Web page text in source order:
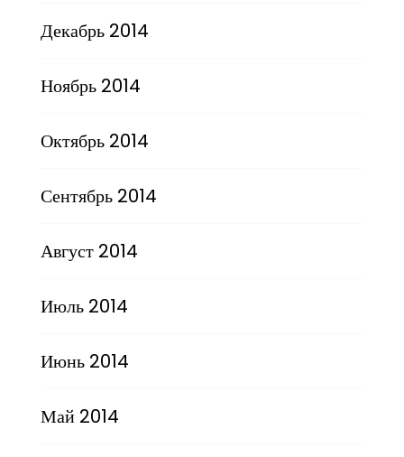
Декабрь 2014
Ноябрь 2014
Октябрь 2014
Сентябрь 2014
Август 2014
Июль 2014
Июнь 2014
Май 2014